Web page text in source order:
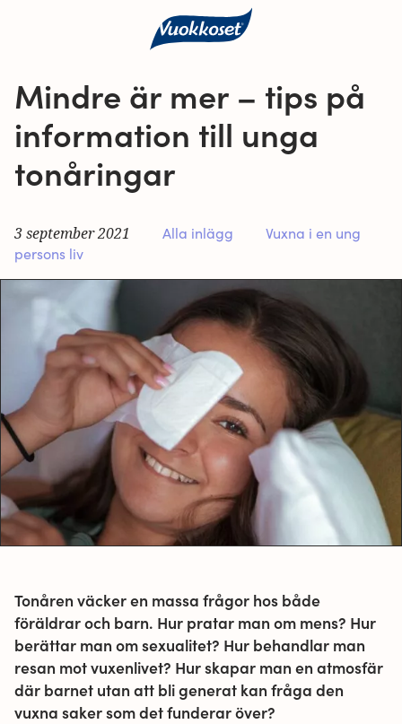
Mindre är mer – tips på
information till unga
tonåringar
3 september 2021 Alla inlägg
Vuxna i en ung
persons liv
Tonåren väcker en massa frågor hos både
föräldrar och barn. Hur pratar man om mens? Hur
berättar man om sexualitet? Hur behandlar man
resan mot vuxenlivet? Hur skapar man en atmosfär
där barnet utan att bli generat kan fråga den
vuxna saker som det funderar över?